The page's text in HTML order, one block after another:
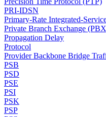
PRI-IDSN
Primary-Rate Integrated-
Private Branch Exchange
Propagation Delay
Protocol
Provider Backbone Bridge
PSB
PSD
PSE
PSI
PSK
PSP